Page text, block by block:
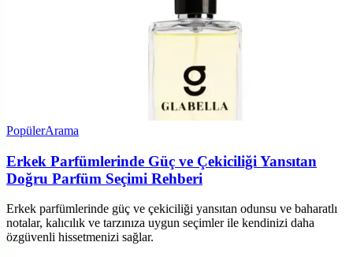
PopülerArama
Erkek Parfümlerinde Güç ve Çekiciliği Yansıtan
Doğru Parfüm Seçimi Rehberi
Erkek parfümlerinde güç ve çekiciliği yansıtan odunsu ve baharatlı
notalar, kalıcılık ve tarzınıza uygun seçimler ile kendinizi daha
özgüvenli hissetmenizi sağlar.